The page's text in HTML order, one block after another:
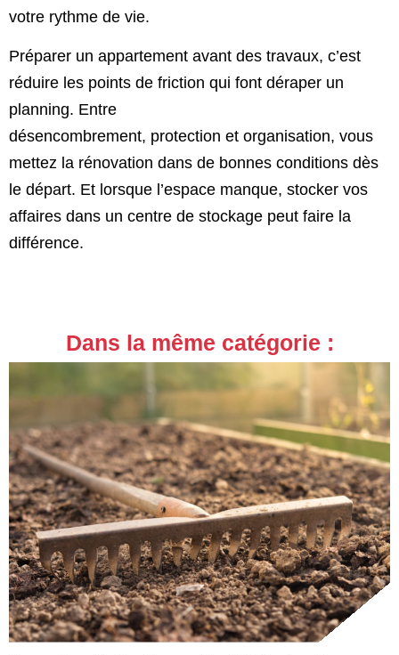
votre rythme de vie.
Préparer un appartement avant des travaux, c’est
réduire les points de friction qui font déraper un
planning. Entre
désencombrement, protection et organisation, vous
mettez la rénovation dans de bonnes conditions dès
le départ. Et lorsque l’espace manque, stocker vos
affaires dans un centre de stockage peut faire la
différence.
Dans la même catégorie :